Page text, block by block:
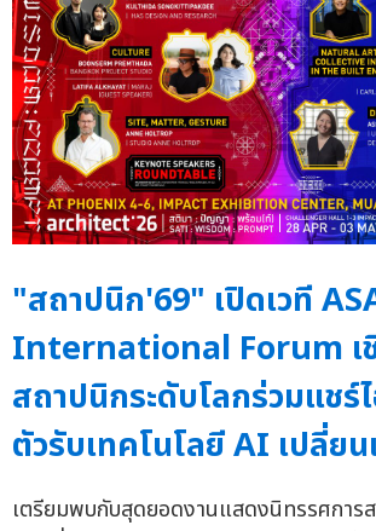
"สถาปนิก'69" เปิดเวที
International Forum เ
สถาปนิกระดับโลกร่วมแชร์
ตัวรับเทคโนโลยี AI เปลี่ย
เตรียมพบกับสุดยอดงานแสดงนิทรรศการ